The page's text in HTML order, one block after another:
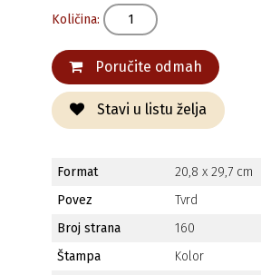
Količina:
Poručite odmah
Stavi u listu želja
Format
20,8 x 29,7 cm
Povez
Tvrd
Broj strana
160
Štampa
Kolor